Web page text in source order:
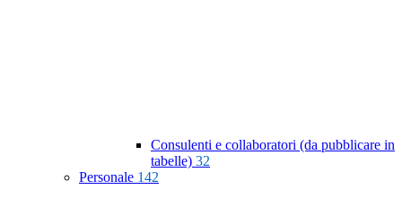
Consulenti e collaboratori (da pubblicare in
tabelle) 32
Personale 142